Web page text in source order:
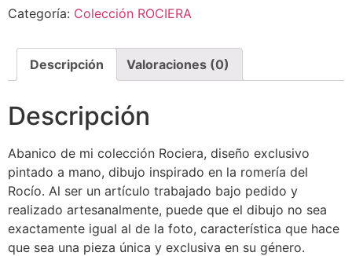
Categoría: Colección ROCIERA
Descripción Valoraciones (0)
Descripción
Abanico de mi colección Rociera, diseño exclusivo
pintado a mano, dibujo inspirado en la romería del
Rocío. Al ser un artículo trabajado bajo pedido y
realizado artesanalmente, puede que el dibujo no sea
exactamente igual al de la foto, característica que hace
que sea una pieza única y exclusiva en su género.